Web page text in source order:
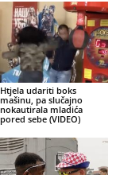
Htjela udariti boks
mašinu, pa slučajno
nokautirala mladića
pored sebe (VIDEO)